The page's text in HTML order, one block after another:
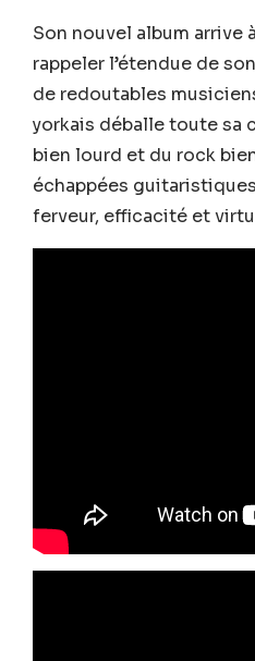
Son nouvel album arrive
rappeler l’étendue de
de redoutables
yorkais déballe toute sa
bien lourd et du rock
échappées
ferveur, efficacité et